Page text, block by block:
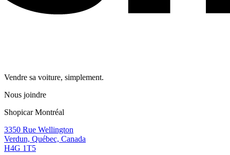
Vendre sa voiture, simplement.
Nous joindre
Shopicar Montréal
3350 Rue Wellington
Verdun, Québec, Canada
H4G 1T5